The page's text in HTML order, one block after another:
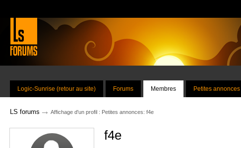
Logic-Sunrise (retour au site) Forums Membres Petites annonces
LS forums → Affichage d'un profil : Petites annonces: f4e
f4e